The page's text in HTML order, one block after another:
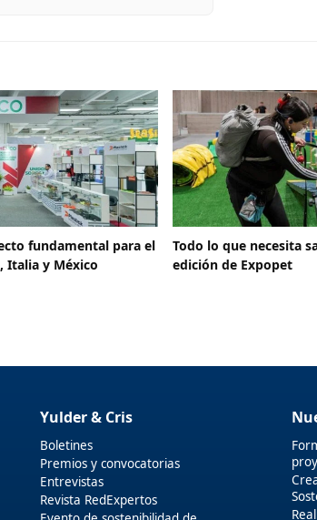
fundamental para el
Italia y México
Todo lo que necesita
edición de Expopet
Yulder & Cris
Boletines
Premios y convocatorias
Entrevistas
Revista RedExpertos